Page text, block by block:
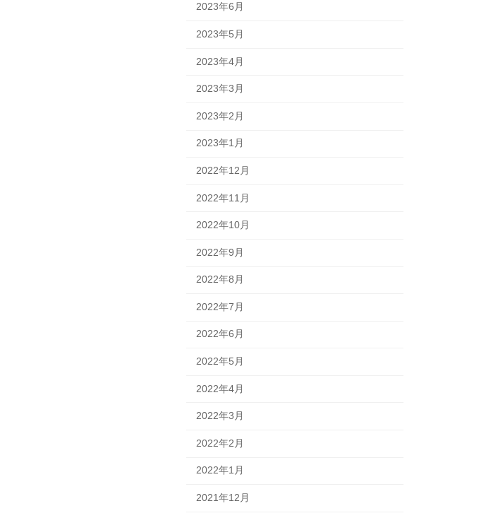
2023年6月
2023年5月
2023年4月
2023年3月
2023年2月
2023年1月
2022年12月
2022年11月
2022年10月
2022年9月
2022年8月
2022年7月
2022年6月
2022年5月
2022年4月
2022年3月
2022年2月
2022年1月
2021年12月